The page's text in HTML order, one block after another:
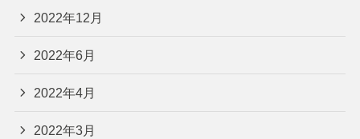
2022年12月
2022年6月
2022年4月
2022年3月